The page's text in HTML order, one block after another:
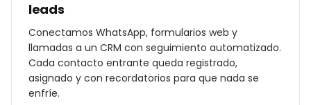
leads
Conectamos WhatsApp, formularios web y
llamadas a un CRM con seguimiento automatizado.
Cada contacto entrante queda registrado,
asignado y con recordatorios para que nada se
enfríe.